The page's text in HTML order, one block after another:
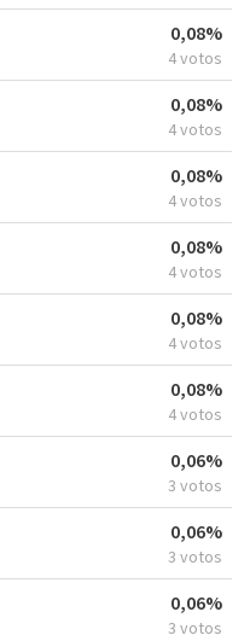
0,08%
4 votos
0,08%
4 votos
0,08%
4 votos
0,08%
4 votos
0,08%
4 votos
0,08%
4 votos
0,06%
3 votos
0,06%
3 votos
0,06%
3 votos